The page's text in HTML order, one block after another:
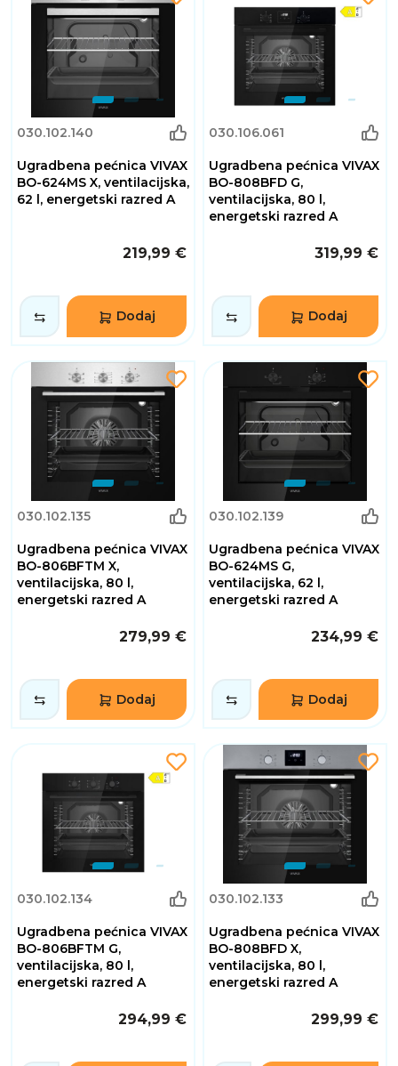
030.102.140
Ugradbena pećnica VIVAX
BO-624MS X, ventilacijska,
62 l, energetski razred A
219,99 €
Dodaj
030.106.061
Ugradbena pećnica VIVAX
BO-808BFD G,
ventilacijska, 80 l,
energetski razred A
319,99 €
Dodaj
030.102.135
Ugradbena pećnica VIVAX
BO-806BFTM X,
ventilacijska, 80 l,
energetski razred A
279,99 €
Dodaj
030.102.139
Ugradbena pećnica VIVAX
BO-624MS G,
ventilacijska, 62 l,
energetski razred A
234,99 €
Dodaj
030.102.134
Ugradbena pećnica VIVAX
BO-806BFTM G,
ventilacijska, 80 l,
energetski razred A
294,99 €
030.102.133
Ugradbena pećnica VIVAX
BO-808BFD X,
ventilacijska, 80 l,
energetski razred A
299,99 €